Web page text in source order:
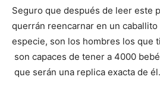
Seguro que después de leer este
querrán reencarnar en un caballito
especie, son los hombres los que
son capaces de tener a 4000
que serán una replica exacta de él.